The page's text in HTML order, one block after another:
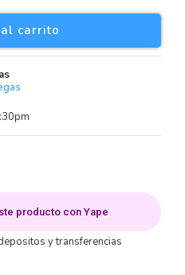
carrito
producto con Yape
y transferencias